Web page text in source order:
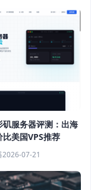
矶服务器评测：出海
美国VPS推荐
2026-07-21